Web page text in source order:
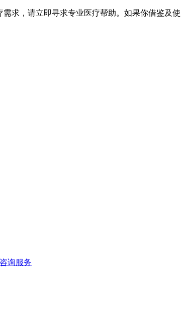
求，请立即寻求专业医疗帮助。如果你借鉴及
询服务